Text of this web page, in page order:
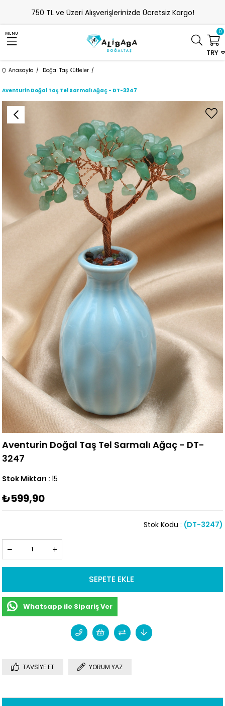
750 TL ve Üzeri Alışverişlerinizde Ücretsiz Kargo!
MENU
TRY
0
Anasayfa Doğal Taş Kütleler
Aventurin Doğal Taş Tel Sarmalı Ağaç - DT-3247
Aventurin Doğal Taş Tel Sarmalı Ağaç - DT-
3247
Stok Miktarı : 15
₺599,90
(DT-3247)
Stok Kodu
Whatsapp ile Sipariş Ver
TAVSIYE ET YORUM YAZ